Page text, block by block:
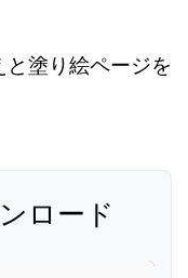
塗り絵ページを
ロード